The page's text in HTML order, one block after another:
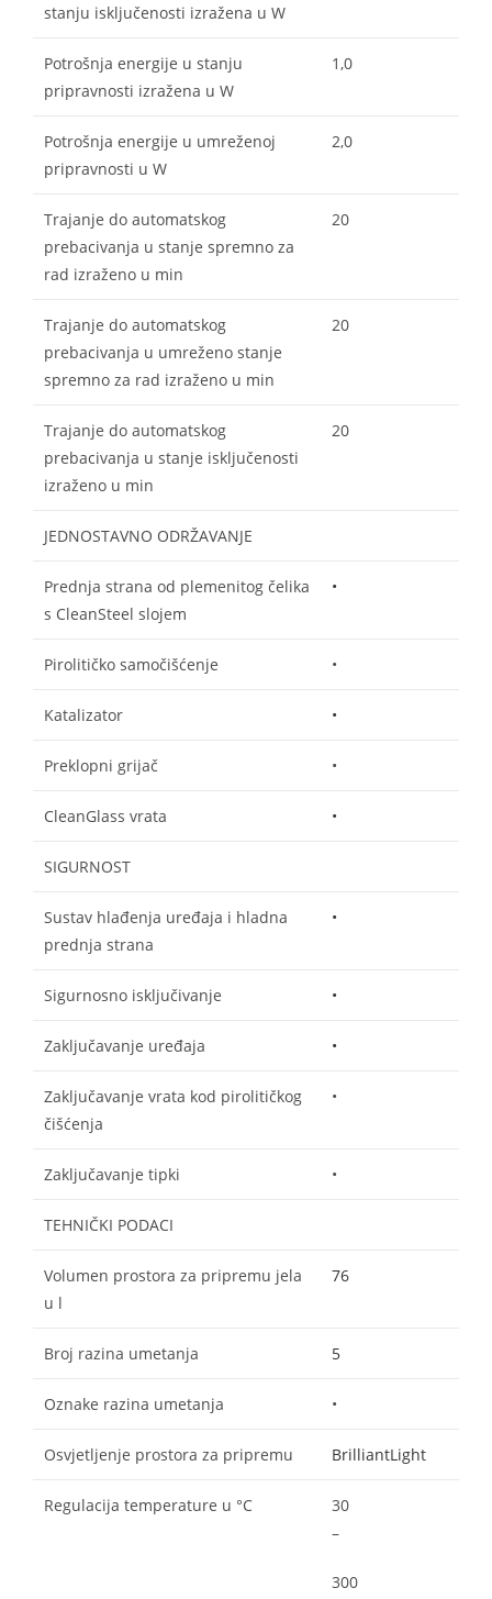
stanju isključenosti izražena u W
Potrošnja energije u stanju
pripravnosti izražena u W
1,0
Potrošnja energije u umreženoj
pripravnosti u W
2,0
Trajanje do automatskog
prebacivanja u stanje spremno za
rad izraženo u min
20
Trajanje do automatskog
prebacivanja u umreženo stanje
spremno za rad izraženo u min
20
Trajanje do automatskog
prebacivanja u stanje isključenosti
izraženo u min
20
JEDNOSTAVNO ODRŽAVANJE
Prednja strana od plemenitog čelika
s CleanSteel slojem
•
Pirolitičko samočišćenje •
Katalizator •
Preklopni grijač •
CleanGlass vrata •
SIGURNOST
Sustav hlađenja uređaja i hladna
prednja strana
•
Sigurnosno isključivanje •
Zaključavanje uređaja •
Zaključavanje vrata kod pirolitičkog
čišćenja
•
Zaključavanje tipki •
TEHNIČKI PODACI
Volumen prostora za pripremu jela
u l
76
Broj razina umetanja 5
Oznake razina umetanja •
Osvjetljenje prostora za pripremu BrilliantLight
Regulacija temperature u °C
30
–
300